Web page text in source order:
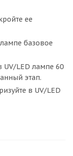
ее
базовое
UV/LED лампе 60
этап.
в UV/LED